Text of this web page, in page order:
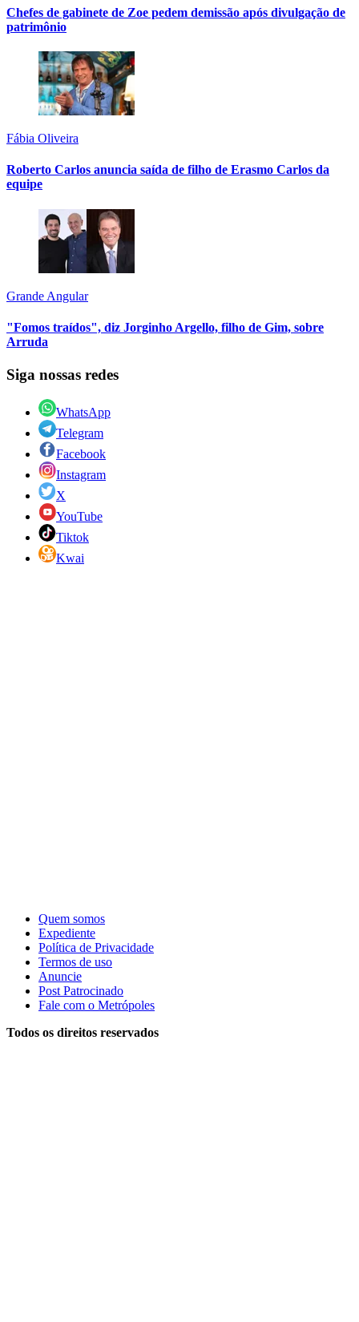
Chefes de gabinete de Zoe pedem demissão após divulgação de
patrimônio
Fábia Oliveira
Roberto Carlos anuncia saída de filho de Erasmo Carlos da
equipe
Grande Angular
"Fomos traídos", diz Jorginho Argello, filho de Gim, sobre
Arruda
Siga nossas redes
WhatsApp
Telegram
Facebook
Instagram
X
YouTube
Tiktok
Kwai
Quem somos
Expediente
Política de Privacidade
Termos de uso
Anuncie
Post Patrocinado
Fale com o Metrópoles
Todos os direitos reservados